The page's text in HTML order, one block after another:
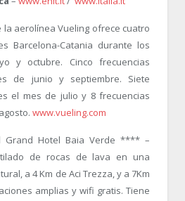
la aerolínea Vueling ofrece cuatro
Barcelona-Catania durante los
y octubre. Cinco frecuencias
de junio y septiembre. Siete
el mes de julio y 8 frecuencias
www.vueling.com
Grand Hotel Baia Verde **** –
de rocas de lava en una
a 4 Km de Aci Trezza, y a 7Km
amplias y wifi gratis. Tiene